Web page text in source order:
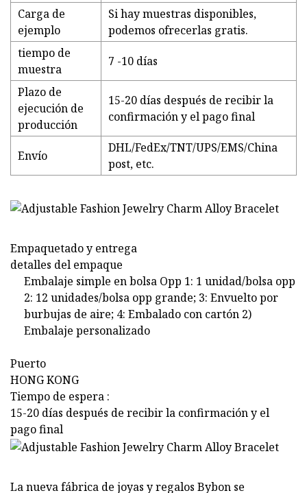
Carga de
ejemplo
Si hay muestras disponibles,
podemos ofrecerlas gratis.
tiempo de
muestra
7 -10 días
Plazo de
ejecución de
producción
15-20 días después de recibir la
confirmación y el pago final
Envío
DHL/FedEx/TNT/UPS/EMS/China
post, etc.
Empaquetado y entrega
detalles del empaque
Embalaje simple en bolsa Opp 1: 1 unidad/bolsa opp
2: 12 unidades/bolsa opp grande; 3: Envuelto por
burbujas de aire; 4: Embalado con cartón 2)
Embalaje personalizado
Puerto
HONG KONG
Tiempo de espera :
15-20 días después de recibir la confirmación y el
pago final
La nueva fábrica de joyas y regalos Bybon se